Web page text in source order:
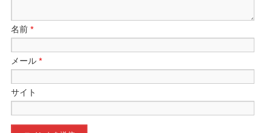
名前*
メール*
サイト